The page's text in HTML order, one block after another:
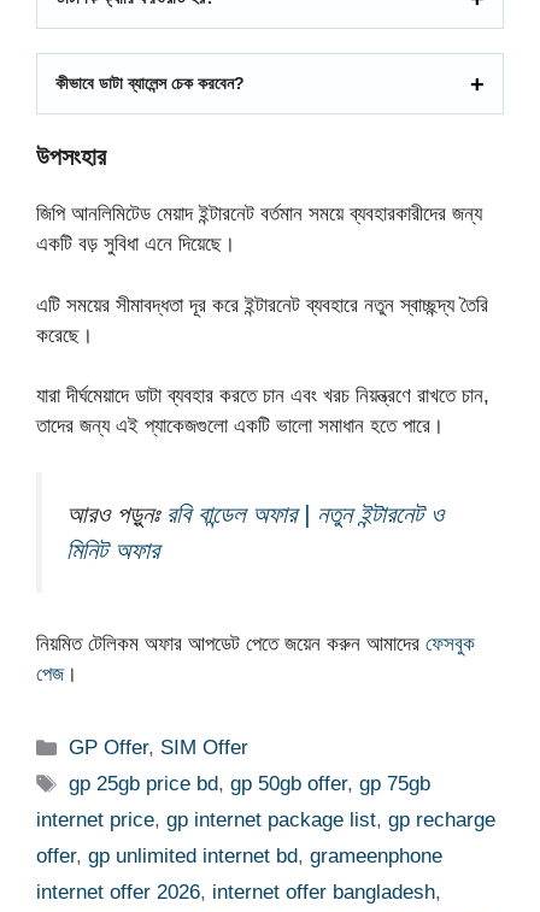
কীভাবে ডাটা ব্যালেন্স চেক করবেন?
উপসংহার
জিপি আনলিমিটেড মেয়াদ ইন্টারনেট বর্তমান সময়ে ব্যবহারকারীদের জন্য
একটি বড় সুবিধা এনে দিয়েছে।
এটি সময়ের সীমাবদ্ধতা দূর করে ইন্টারনেট ব্যবহারে নতুন স্বাচ্ছন্দ্য তৈরি
করেছে।
যারা দীর্ঘমেয়াদে ডাটা ব্যবহার করতে চান এবং খরচ নিয়ন্ত্রণে রাখতে চান,
তাদের জন্য এই প্যাকেজগুলো একটি ভালো সমাধান হতে পারে।
আরও পড়ুনঃ রবি বান্ডেল অফার | নতুন ইন্টারনেট ও
মিনিট অফার
নিয়মিত টেলিকম অফার আপডেট পেতে জয়েন করুন আমাদের ফেসবুক
পেজ।
Categories
GP Offer, SIM Offer
Tags
gp 25gb price bd,gp 50gb offer,gp 75gb
internet price, gp internet package list, gp recharge
offer, gp unlimited internet bd, grameenphone
internet offer 2026, internet offer bangladesh,